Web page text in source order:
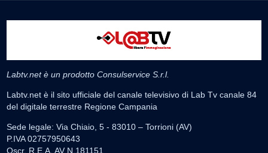
Labtv.net è un prodotto Consulservice S.r.l.
Labtv.net è il sito ufficiale del canale televisivo di Lab Tv canale 84
del digitale terrestre Regione Campania
Sede legale: Via Chiaio, 5 - 83010 – Torrioni (AV)
P.IVA 02757950643
Oscr. R.E.A. AV N.181151